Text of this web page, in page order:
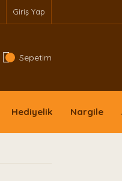
Giriş Yap
Sepetim
Hediyelik Nargile